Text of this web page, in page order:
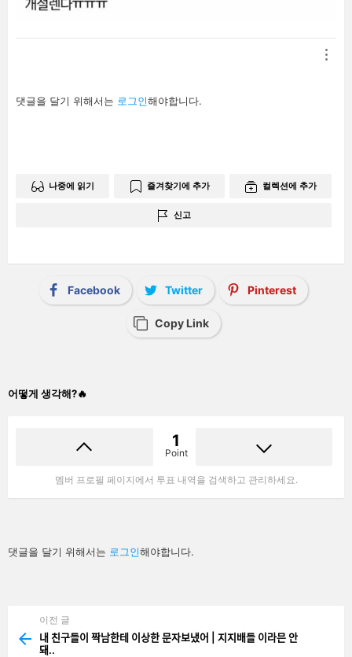
답
글
댓글을 달기 위해서는 로그인해야합니다.
나중에 읽기 즐겨찾기에 추가 컬렉션에 추가
신고
Facebook Twitter Pinterest
Copy Link
어떻게 생각해?🔥
1
Point
멤버 프로필 페이지에서 투표 내역을 검색하고 관리하세요.
답
글
댓글을 달기 위해서는 로그인해야합니다.
more
이전 글
내 친구들이 짝남한테 이상한 문자보냈어 | 지지배들 이라믄 안
돼..